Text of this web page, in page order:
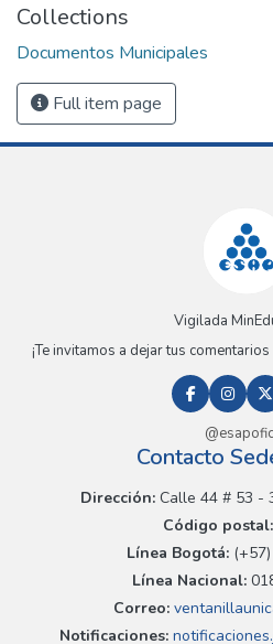
Collections
Documentos Municipales
Full item page
Vigilada
¡Te invitamos a dejar tus
Contacto
Dirección:Calle 44 # 53 -
Código postal:
Línea Bogotá:(+57)
Línea Nacional:
Correo:
Notificaciones: